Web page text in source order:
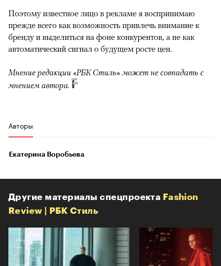
Поэтому известное лицо в рекламе я воспринимаю
прежде всего как возможность привлечь внимание к
бренду и выделиться на фоне конкурентов, а не как
автоматический сигнал о будущем росте цен.
Мнение редакции «РБК Стиль» может не совпадать с
мнением автора.
Авторы
Екатерина Воробьева
Другие материалы спецпроекта Fashion
Review | РБК Стиль